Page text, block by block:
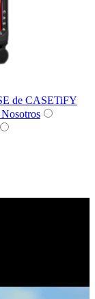
de CASETiFY